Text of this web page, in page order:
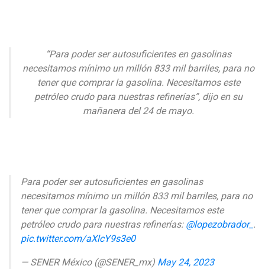
“Para poder ser autosuficientes en gasolinas
necesitamos mínimo un millón 833 mil barriles, para no
tener que comprar la gasolina. Necesitamos este
petróleo crudo para nuestras refinerías”, dijo en su
mañanera del 24 de mayo.
Para poder ser autosuficientes en gasolinas
necesitamos mínimo un millón 833 mil barriles, para no
tener que comprar la gasolina. Necesitamos este
petróleo crudo para nuestras refinerías: @lopezobrador_ .
pic.twitter.com/aXlcY9s3e0
— SENER México (@SENER_mx) May 24, 2023